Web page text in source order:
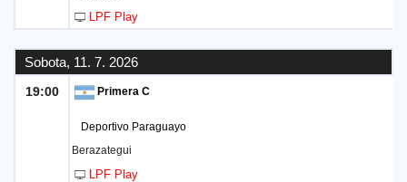
LPF Play
Sobota, 11. 7. 2026
19:00 Primera C
Deportivo Paraguayo
Berazategui
LPF Play